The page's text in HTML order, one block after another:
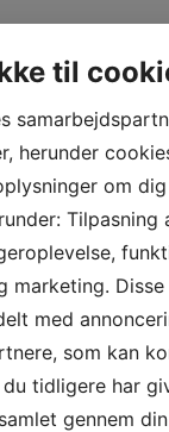
sig
det hult, at
18 år,
Fransiska
til
herunder
om
Tilpasning
marketing.
med
som kan
tidligere har
gennem